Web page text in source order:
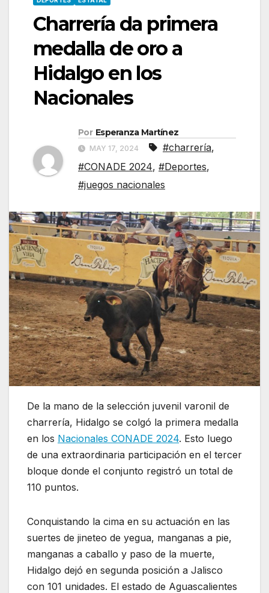
Charrería da primera
medalla de oro a
Hidalgo en los
Nacionales
Por Esperanza Martínez
MAY 17, 2024 #charrería,
#CONADE 2024, #Deportes,
#juegos nacionales
De la mano de la selección juvenil varonil de
charrería, Hidalgo se colgó la primera medalla
en los Nacionales CONADE 2024. Esto luego
de una extraordinaria participación en el tercer
bloque donde el conjunto registró un total de
110 puntos.
Conquistando la cima en su actuación en las
suertes de jineteo de yegua, manganas a pie,
manganas a caballo y paso de la muerte,
Hidalgo dejó en segunda posición a Jalisco
con 101 unidades. El estado de Aguascalientes